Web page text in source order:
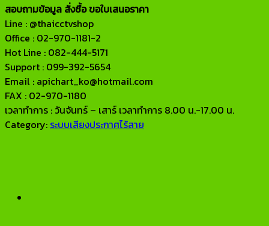
สอบถามข้อมูล สั่งซื้อ ขอใบเสนอราคา
Line : @thaicctvshop
Office : 02-970-1181-2
Hot Line : 082-444-5171
Support : 099-392-5654
Email : apichart_ko@hotmail.com
FAX : 02-970-1180
เวลาทำการ : วันจันทร์ – เสาร์ เวลาทำการ 8.00 น.-17.00 น.
Category: ระบบเสียงประกาศไร้สาย